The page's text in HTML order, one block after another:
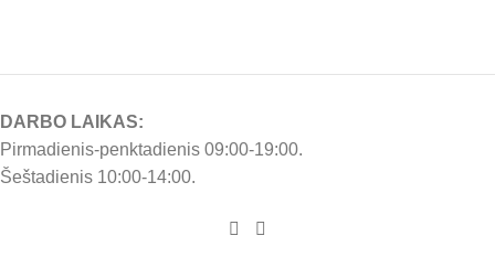
DARBO LAIKAS:
Pirmadienis-penktadienis 09:00-19:00.
Šeštadienis 10:00-14:00.